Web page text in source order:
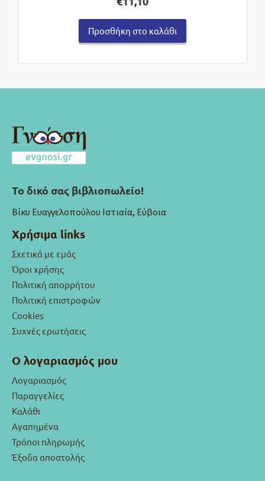
Προσθήκη στο καλάθι
Το δικό σας βιβλιοπωλείο!
Βίκυ Ευαγγελοπούλου Ιστιαία, Εύβοια
Χρήσιμα links
Σχετικά με εμάς
Όροι χρήσης
Πολιτική απορρήτου
Πολιτική επιστροφών
Cookies
Συχνές ερωτήσεις
Ο λογαριασμός μου
Λογαριασμός
Παραγγελίες
Καλάθι
Αγαπημένα
Τρόποι πληρωμής
Έξοδα αποστολής